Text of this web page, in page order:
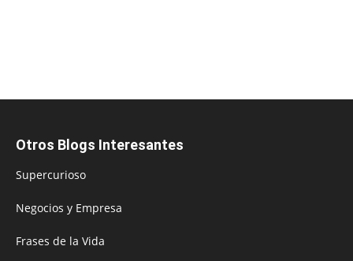
Otros Blogs Interesantes
Supercurioso
Negocios y Empresa
Frases de la Vida